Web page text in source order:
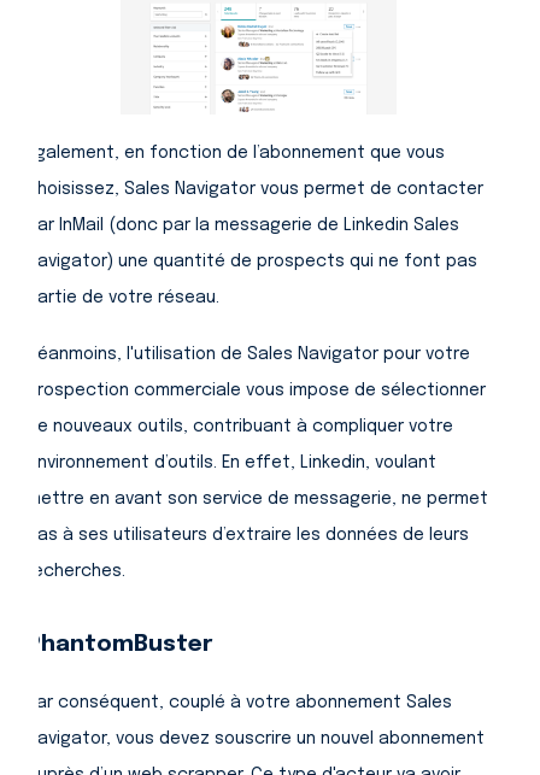
Également, en fonction de l’abonnement que vous
choisissez, Sales Navigator vous permet de contacter
par InMail (donc par la messagerie de Linkedin Sales
Navigator) une quantité de prospects qui ne font pas
partie de votre réseau.
Néanmoins, l'utilisation de Sales Navigator pour votre
prospection commerciale vous impose de sélectionner
de nouveaux outils, contribuant à compliquer votre
environnement d’outils. En effet, Linkedin, voulant
mettre en avant son service de messagerie, ne permet
pas à ses utilisateurs d’extraire les données de leurs
recherches.
PhantomBuster
Par conséquent, couplé à votre abonnement Sales
Navigator, vous devez souscrire un nouvel abonnement